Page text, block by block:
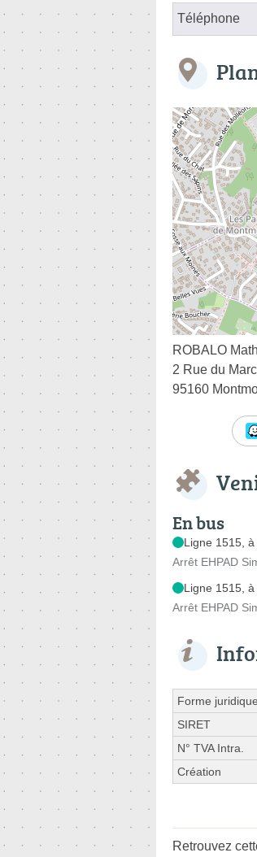
Téléphone
ROBALO
2 Rue du
95160
En bus
Ligne 1515, à
Arrêt EHPAD
Ligne 1515, à
Arrêt EHPAD
Forme juridique
SIRET
N° TVA Intra.
Création
Retrouvez